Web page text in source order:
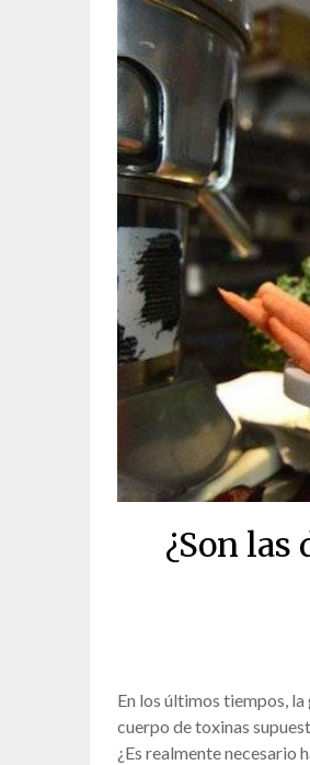
¿Son
En los últimos tiempos,
cuerpo de toxinas
¿Es realmente necesario